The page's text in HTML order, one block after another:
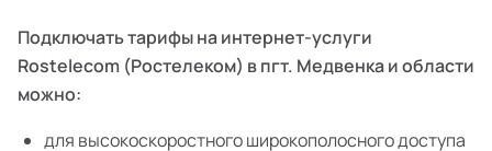
Подключать тарифы на интернет-услуги
Rostelecom (Ростелеком) в пгт. Медвенка и области
можно:
для высокоскоростного широкополосного доступа